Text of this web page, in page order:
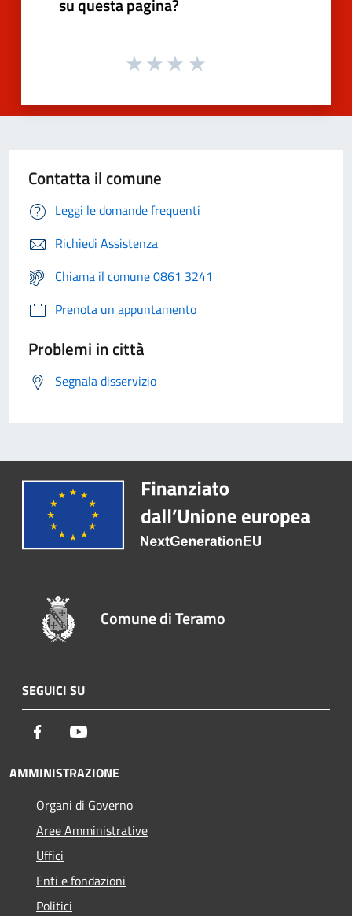
Contatta il comune
Leggi le domande frequenti
Richiedi Assistenza
Chiama il comune 0861 3241
Prenota un appuntamento
Problemi in città
Segnala disservizio
Comune di Teramo
SEGUICI SU
Facebook
AMMINISTRAZIONE
Organi di Governo
Aree Amministrative
Uffici
Enti e fondazioni
Politici